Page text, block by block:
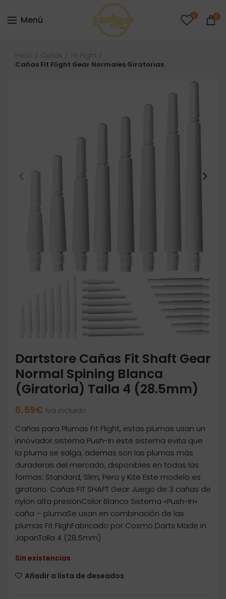
Menú 0 0
Inicio Cañas
Fit Flight
Cañas Fit Flight Gear Normales Giratorias
Dartstore Cañas Fit Shaft Gear
Normal Spining Blanca
(Giratoria) Talla 4 (28.5mm)
6,59€ Iva incluido
Cañas para Plumas Fit Flight, estas plumas usan un
innovador sistema Push-In este sistema evita que
la pluma se salga, ademas son las plumas más
duraderas del mercado, disponibles en todas las
formas: Standard, Slim, Pera y Kite Este modelo es
giratorio. Cañas FIT SHAFT Gear Juego de 3 cañas de
nylon alta presiónColor Blanco Sistema «Push-In»
caña – plumaSe usan en combinación de las
plumas Fit FlighFabricado por Cosmo Darts Made in
JapanTalla 4 (28.5mm)
Sin existencias
Añadir a lista de deseados